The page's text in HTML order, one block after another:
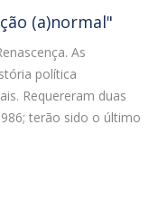
(a)normal"
As
política
Requereram duas
terão sido o último